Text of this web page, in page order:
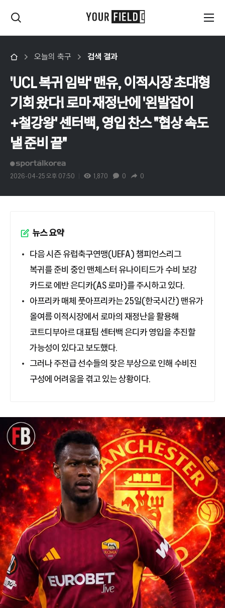
오늘의 축구 검색 결과
'UCL 복귀 임박' 맨유, 이적시장 초대형
기회 왔다! 로마 재정난에 '왼발잡이
+철강왕' 센터백, 영입 찬스 "협상 속도
낼 준비 끝"
2026-04-25 오후 07:50 1,870 0 0
뉴스 요약
다음 시즌 유럽축구연맹(UEFA) 챔피언스리그
복귀를 준비 중인 맨체스터 유나이티드가 수비 보강
카드로 에반 은디카(AS 로마)를 주시하고 있다.
아프리카 매체 풋아프리카는 25일(한국시간) 맨유가
올여름 이적시장에서 로마의 재정난을 활용해
코트디부아르 대표팀 센터백 은디카 영입을 추진할
가능성이 있다고 보도했다.
그러나 주전급 선수들의 잦은 부상으로 인해 수비진
구성에 어려움을 겪고 있는 상황이다.